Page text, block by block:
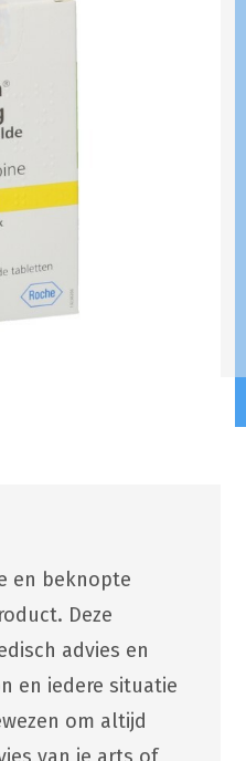
en beknopte
Deze
advies en
en iedere situatie
om altijd